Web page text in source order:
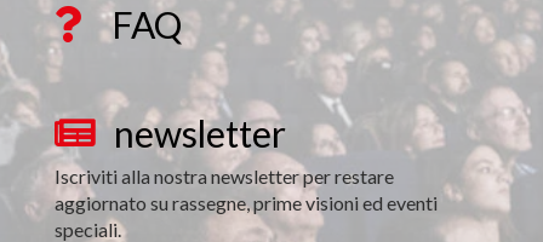
 FAQ
 newsletter
Iscriviti alla nostra newsletter per restare
aggiornato su rassegne, prime visioni ed eventi
speciali.